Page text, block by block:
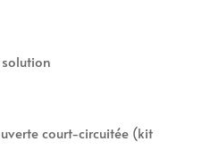
court-circuitée (kit